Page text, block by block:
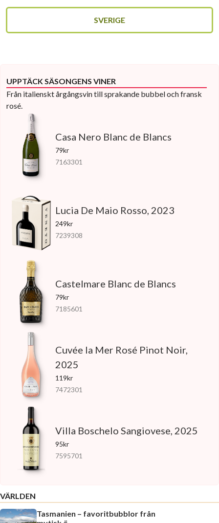
SVERIGE
UPPTÄCK SÄSONGENS VINER
Från italienskt årgångsvin till sprakande bubbel och fransk
rosé.
Casa Nero Blanc de Blancs
79kr
7163301
Lucia De Maio Rosso, 2023
249kr
7239308
Castelmare Blanc de Blancs
79kr
7185601
Cuvée la Mer Rosé Pinot Noir,
2025
119kr
7472301
Villa Boschelo Sangiovese, 2025
95kr
7595701
VÄRLDEN
Tasmanien – favoritbubblor från